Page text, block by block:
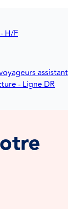
H/F
assistant
- Ligne DR